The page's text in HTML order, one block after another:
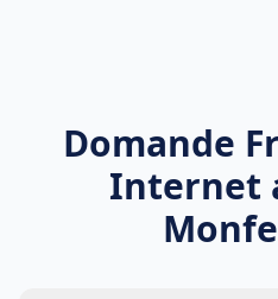
Domande
Internet